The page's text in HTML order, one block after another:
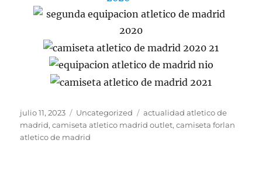
Publicado
el
julio 11, 2023 Categorías
Uncategorized Etiquetas
actualidad atletico de
madrid,camiseta atletico madrid outlet,camiseta forlan
atletico de madrid